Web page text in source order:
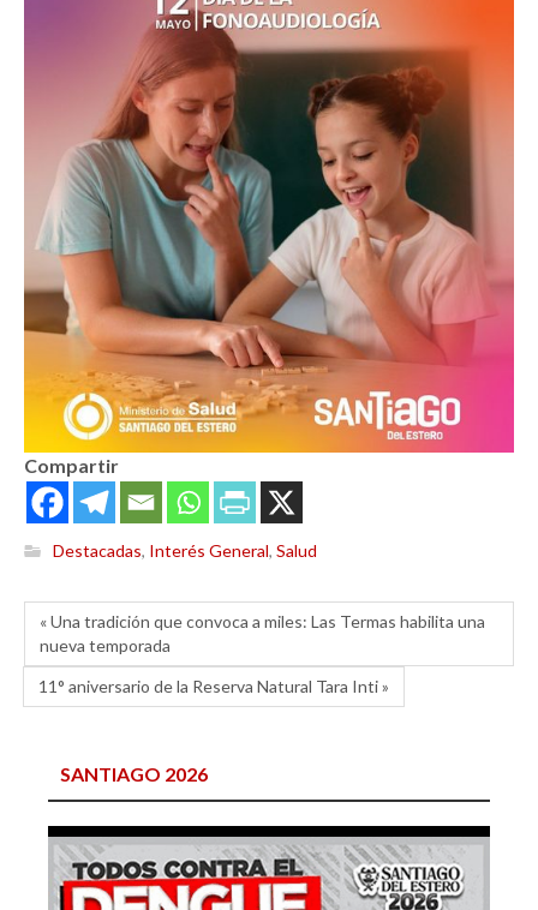
Compartir
Destacadas, Interés General, Salud
« Una tradición que convoca a miles: Las Termas habilita una
nueva temporada
11° aniversario de la Reserva Natural Tara Inti »
SANTIAGO 2026